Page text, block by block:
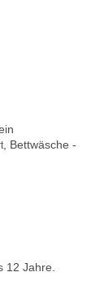
, Bettwäsche -
12 Jahre.